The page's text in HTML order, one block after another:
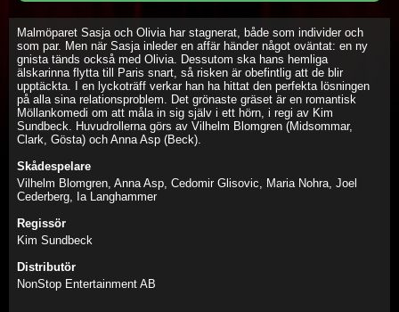
Malmöparet Sasja och Olivia har stagnerat, både som individer och
som par. Men när Sasja inleder en affär händer något oväntat: en ny
gnista tänds också med Olivia. Dessutom ska hans hemliga
älskarinna flytta till Paris snart, så risken är obefintlig att de blir
upptäckta. I en lyckoträff verkar han ha hittat den perfekta lösningen
på alla sina relationsproblem. Det grönaste gräset är en romantisk
Möllankomedi om att måla in sig själv i ett hörn, i regi av Kim
Sundbeck. Huvudrollerna görs av Vilhelm Blomgren (Midsommar,
Clark, Gösta) och Anna Asp (Beck).
Skådespelare
Vilhelm Blomgren, Anna Asp, Cedomir Glisovic, Maria Nohra, Joel
Cederberg, Ia Langhammer
Regissör
Kim Sundbeck
Distributör
NonStop Entertainment AB